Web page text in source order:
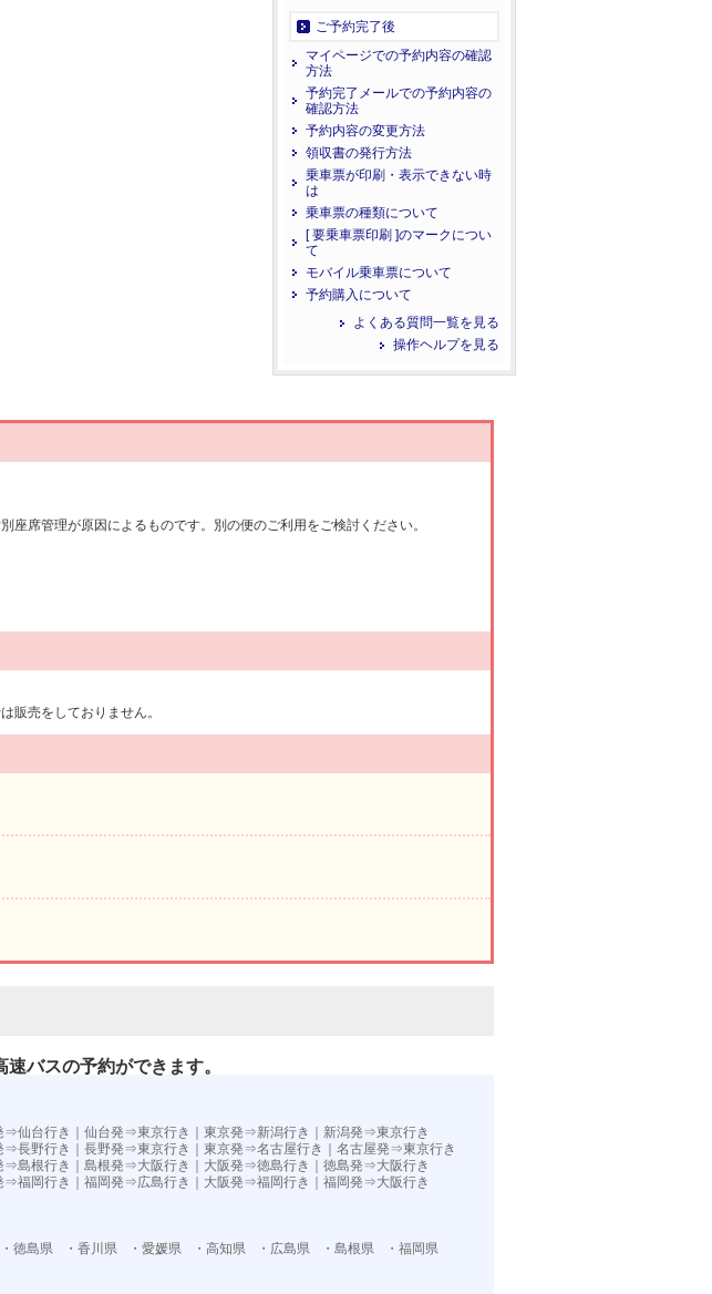
ご予約完了後
マイページでの予約内容の確認
方法
予約完了メールでの予約内容の
確認方法
予約内容の変更方法
領収書の発行方法
乗車票が印刷・表示できない時
は
乗車票の種類について
[ 要乗車票印刷 ]のマークについ
て
モバイル乗車票について
予約購入について
よくある質問一覧を見る
操作ヘルプを見る
席管理が原因によるものです。別の便のご利用をご検討ください。
販売をしておりません。
バスの予約ができます。
⇒仙台行き 仙台発⇒東京行き 東京発⇒新潟行き
新潟発⇒東京行き
⇒長野行き 長野発⇒東京行き 東京発⇒名古屋行き
名古屋発⇒東京行き
⇒島根行き 島根発⇒大阪行き 大阪発⇒徳島行き
徳島発⇒大阪行き
⇒福岡行き 福岡発⇒広島行き 大阪発⇒福岡行き｜ 福岡発⇒大阪行き
・徳島県 ・香川県 ・愛媛県 ・高知県 ・広島県 ・島根県
・福岡県